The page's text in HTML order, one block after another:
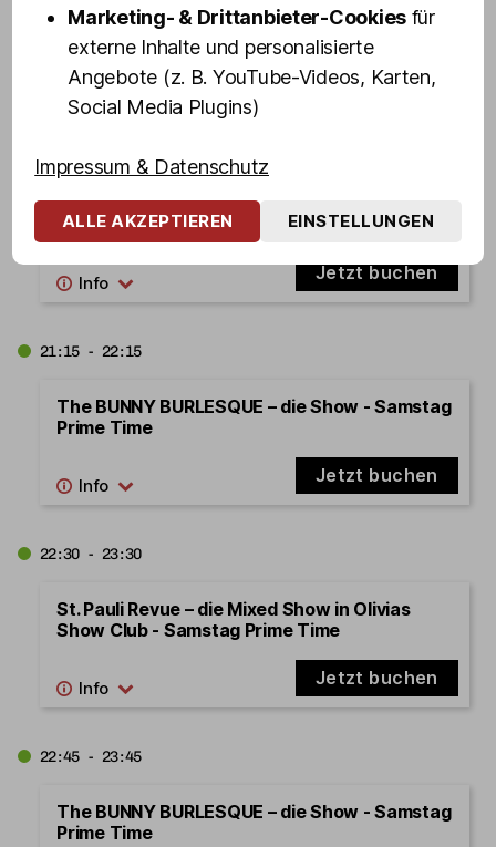
Olivias REALITY QUIZ
Jetzt buchen
St. Pauli Revue – die Mixed Show in Olivias
Show Club - Samstag Prime Time
Jetzt buchen
21:15 - 22:15
The BUNNY BURLESQUE – die Show - Samstag
Prime Time
Jetzt buchen
22:30 - 23:30
St. Pauli Revue – die Mixed Show in Olivias
Show Club - Samstag Prime Time
Jetzt buchen
22:45 - 23:45
The BUNNY BURLESQUE – die Show - Samstag
Prime Time
Marketing- & Drittanbieter-Cookies für
externe Inhalte und personalisierte
Angebote (z. B. YouTube-Videos, Karten,
Social Media Plugins)
Impressum & Datenschutz
ALLE AKZEPTIEREN EINSTELLUNGEN